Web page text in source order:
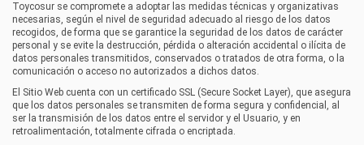
Toycosur se compromete a adoptar las medidas técnicas y organizativas
necesarias, según el nivel de seguridad adecuado al riesgo de los datos
recogidos, de forma que se garantice la seguridad de los datos de carácter
personal y se evite la destrucción, pérdida o alteración accidental o ilícita de
datos personales transmitidos, conservados o tratados de otra forma, o la
comunicación o acceso no autorizados a dichos datos.
El Sitio Web cuenta con un certificado SSL (Secure Socket Layer), que asegura
que los datos personales se transmiten de forma segura y confidencial, al
ser la transmisión de los datos entre el servidor y el Usuario, y en
retroalimentación, totalmente cifrada o encriptada.